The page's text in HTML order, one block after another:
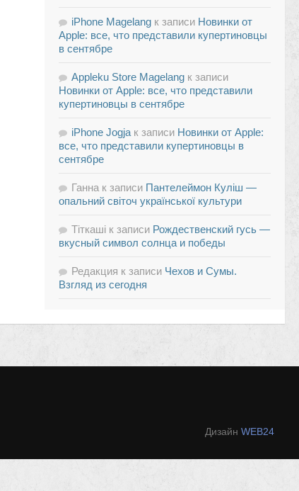
iPhone Magelang к записи Новинки от
Apple: все, что представили купертиновцы
в сентябре
Appleku Store Magelang к записи
Новинки от Apple: все, что представили
купертиновцы в сентябре
iPhone Jogja к записи Новинки от Apple:
все, что представили купертиновцы в
сентябре
Ганна к записи Пантелеймон Куліш —
опальний світоч української культури
Тіткаші к записи Рождественский гусь —
вкусный символ солнца и победы
Редакция к записи Чехов и Сумы.
Взгляд из сегодня
Дизайн WEB24